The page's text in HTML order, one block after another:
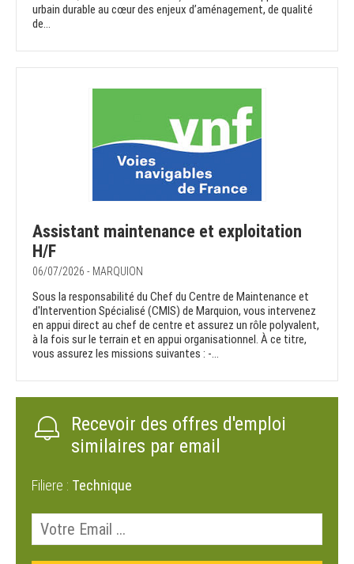
urbain durable au cœur des enjeux d’aménagement, de qualité
de...
Assistant maintenance et exploitation
H/F
06/07/2026 - MARQUION
Sous la responsabilité du Chef du Centre de Maintenance et
d'Intervention Spécialisé (CMIS) de Marquion, vous intervenez
en appui direct au chef de centre et assurez un rôle polyvalent,
à la fois sur le terrain et en appui organisationnel. À ce titre,
vous assurez les missions suivantes : -...
Recevoir des offres d'emploi
similaires par email
Filiere : Technique